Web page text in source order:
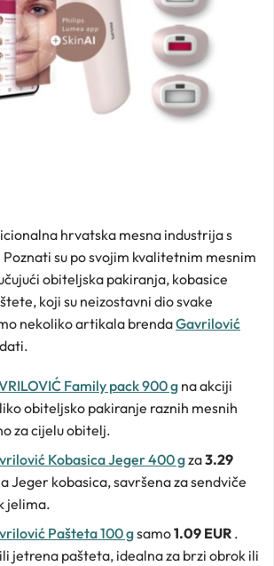
hrvatska mesna industrija s
su po svojim kvalitetnim mesnim
obiteljska pakiranja, kobasice
koji su neizostavni dio svake
nekoliko artikala brendaGavrilović
Family pack 900 g na akciji
obiteljsko pakiranje raznih mesnih
za cijelu obitelj.
Kobasica Jeger 400 gza3.29
Jeger kobasica, savršena za sendviče
jelima.
Pašteta 100 gsamo1.09 EUR .
jetrena pašteta, idealna za brzi obrok ili